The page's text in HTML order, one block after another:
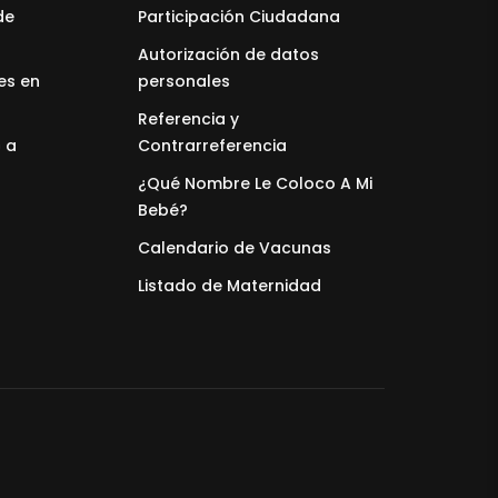
en
a
Participación Ciudadana
Autorización de datos
personales
Referencia y
Contrarreferencia
¿Qué Nombre Le Coloco A Mi
Bebé?
Calendario de Vacunas
Listado de Maternidad